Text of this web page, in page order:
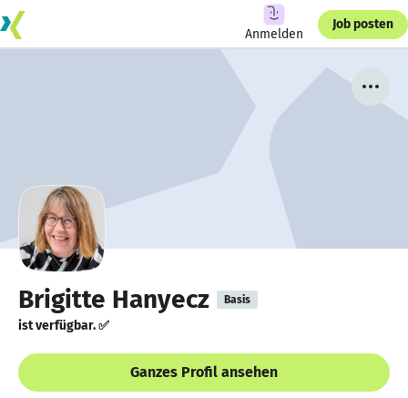
Anmelden
Job posten
Brigitte Hanyecz Basis
ist verfügbar. ✅
Ganzes Profil ansehen